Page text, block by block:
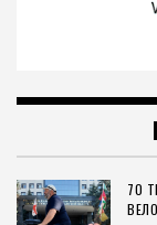
70